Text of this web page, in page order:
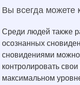
Вы всегда можете
Среди людей также
осознанных
сновидениями
контролировать
максимальном